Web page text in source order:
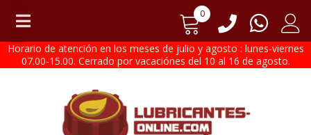
0
Horario de atención en los meses de julio y agosto : lunes-viernes
07.00-15.00. Cerrado por vacaciónes del 10 al 16 de agosto.